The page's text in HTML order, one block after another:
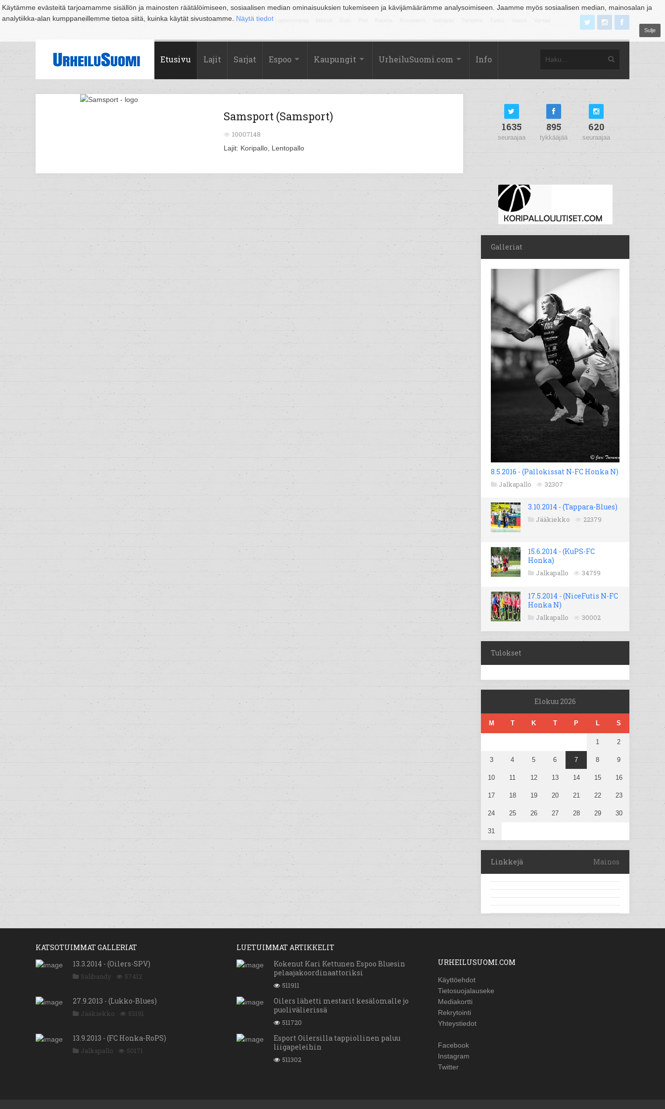
Käytämme evästeitä tarjoamamme sisällön ja mainosten räätälöimiseen, sosiaalisen median ominaisuuksien tukemiseen ja kävijämäärämme analysoimiseen. Jaamme myös sosiaalisen median, mainosalan ja
analytiikka-alan kumppaneillemme tietoa siitä, kuinka käytät sivustoamme. Näytä tiedot
Sulje
Suomi Espoo Helsinki Hämeenlinna Joensuu Jyväskylä Kouvola Kuopio Lahti
Etusivu Lajit Sarjat Espoo Kaupungit UrheiluSuomi.com Info
Samsport (Samsport)
10007148
Lajit: Koripallo, Lentopallo
1635
seuraajaa
895
tykkääjää
620
seuraajaa
Galleriat
8.5.2016 - (Pallokissat N-FC Honka N)
Jalkapallo 32307
3.10.2014 - (Tappara-Blues)
Jääkiekko 22379
15.6.2014 - (KuPS-FC
Honka)
Jalkapallo 34759
17.5.2014 - (NiceFutis N-FC
Honka N)
Jalkapallo 30002
Tulokset
Elokuu 2026
M T K T P L S
1 2
3 4 5 6 7 8 9
10 11 12 13 14 15 16
17 18 19 20 21 22 23
24 25 26 27 28 29 30
31
Linkkejä Mainos
KATSOTUIMMAT GALLERIAT
13.3.2014 - (Oilers-SPV)
Salibandy 57412
27.9.2013 - (Lukko-Blues)
Jääkiekko 53191
13.9.2013 - (FC Honka-RoPS)
Jalkapallo 50171
LUETUIMMAT ARTIKKELIT
Kokenut Kari Kettunen Espoo Bluesin
pelaajakoordinaattoriksi
511911
Oilers lähetti mestarit kesälomalle jo
puolivälierissä
511720
Esport Oilersilla tappiollinen paluu
liigapeleihin
511302
URHEILUSUOMI.COM
Käyttöehdot
Tietosuojalauseke
Mediakortti
Rekrytointi
Yhteystiedot
Facebook
Instagram
Twitter